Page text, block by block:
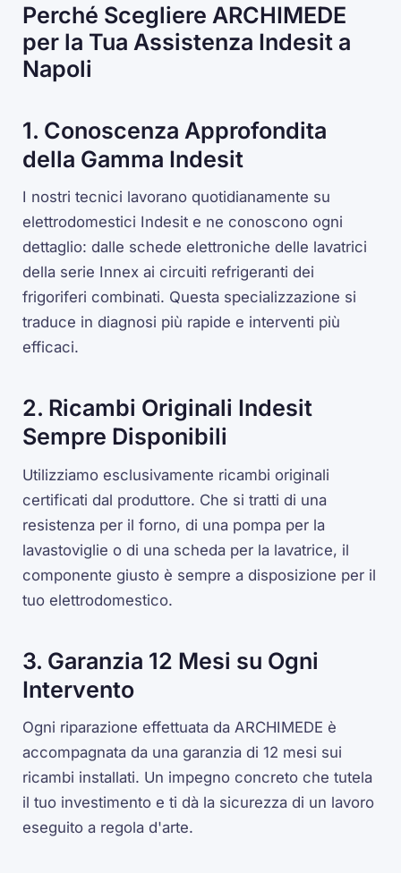
Perché Scegliere ARCHIMEDE
per la Tua Assistenza Indesit a
Napoli
1. Conoscenza Approfondita
della Gamma Indesit
I nostri tecnici lavorano quotidianamente su
elettrodomestici Indesit e ne conoscono ogni
dettaglio: dalle schede elettroniche delle lavatrici
della serie Innex ai circuiti refrigeranti dei
frigoriferi combinati. Questa specializzazione si
traduce in diagnosi più rapide e interventi più
efficaci.
2. Ricambi Originali Indesit
Sempre Disponibili
Utilizziamo esclusivamente ricambi originali
certificati dal produttore. Che si tratti di una
resistenza per il forno, di una pompa per la
lavastoviglie o di una scheda per la lavatrice, il
componente giusto è sempre a disposizione per il
tuo elettrodomestico.
3. Garanzia 12 Mesi su Ogni
Intervento
Ogni riparazione effettuata da ARCHIMEDE è
accompagnata da una garanzia di 12 mesi sui
ricambi installati. Un impegno concreto che tutela
il tuo investimento e ti dà la sicurezza di un lavoro
eseguito a regola d'arte.